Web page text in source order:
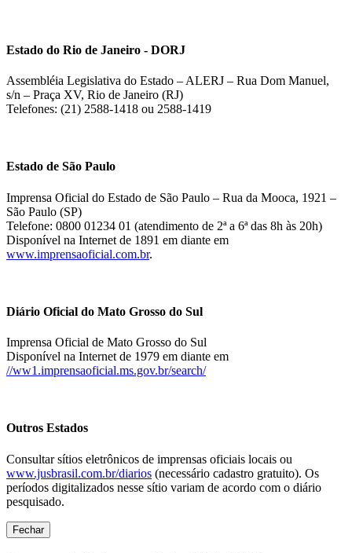
Estado do Rio de Janeiro - DORJ
Assembléia Legislativa do Estado – ALERJ – Rua Dom Manuel,
s/n – Praça XV, Rio de Janeiro (RJ)
Telefones: (21) 2588-1418 ou 2588-1419
Estado de São Paulo
Imprensa Oficial do Estado de São Paulo – Rua da Mooca, 1921 –
São Paulo (SP)
Telefone: 0800 01234 01 (atendimento de 2ª a 6ª das 8h às 20h)
Disponível na Internet de 1891 em diante em
www.imprensaoficial.com.br.
Diário Oficial do Mato Grosso do Sul
Imprensa Oficial de Mato Grosso do Sul
Disponível na Internet de 1979 em diante em
//ww1.imprensaoficial.ms.gov.br/search/
Outros Estados
Consultar sítios eletrônicos de imprensas oficiais locais ou
www.jusbrasil.com.br/diarios (necessário cadastro gratuito). Os
períodos digitalizados nesse sítio variam de acordo com o diário
pesquisado.
Fechar